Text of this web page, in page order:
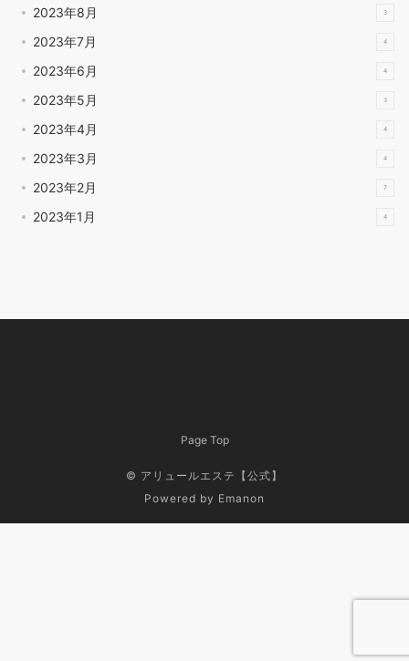
2023年8月 3
2023年7月 4
2023年6月 4
2023年5月 3
2023年4月 4
2023年3月 4
2023年2月 7
2023年1月 4
Page Top
© アリュールエステ【公式】
Powered by Emanon